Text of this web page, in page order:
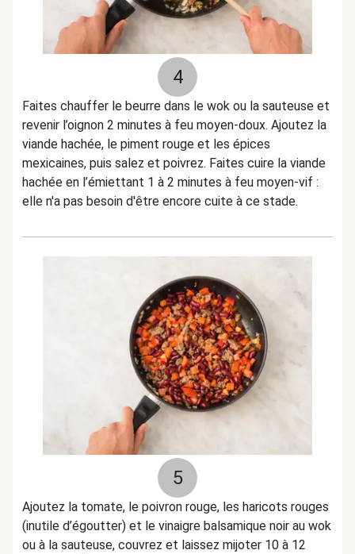
4
Faites chauffer le beurre dans le wok ou la sauteuse et
revenir l’oignon 2 minutes à feu moyen-doux. Ajoutez la
viande hachée, le piment rouge et les épices
mexicaines, puis salez et poivrez. Faites cuire la viande
hachée en l’émiettant 1 à 2 minutes à feu moyen-vif :
elle n'a pas besoin d'être encore cuite à ce stade.
5
Ajoutez la tomate, le poivron rouge, les haricots rouges
(inutile d’égoutter) et le vinaigre balsamique noir au wok
ou à la sauteuse, couvrez et laissez mijoter 10 à 12